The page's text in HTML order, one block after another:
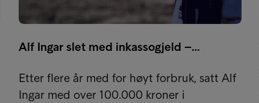
Alf Ingar slet med inkassogjeld –…
Etter flere år med for høyt forbruk, satt Alf
Ingar med over 100.000 kroner i